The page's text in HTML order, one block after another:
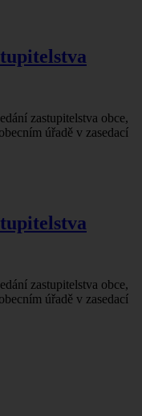
zastupitelstva obce,
úřadě v zasedací
zastupitelstva obce,
úřadě v zasedací